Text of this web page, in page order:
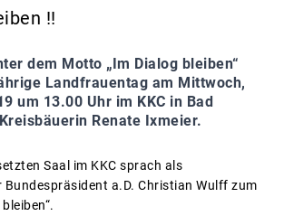
!!
dem Motto „Im Dialog bleiben“
Landfrauentag am Mittwoch,
um 13.00 Uhr im KKC in Bad
Renate Ixmeier.
Saal im KKC sprach als
Bundespräsident a.D. Christian Wulff zum